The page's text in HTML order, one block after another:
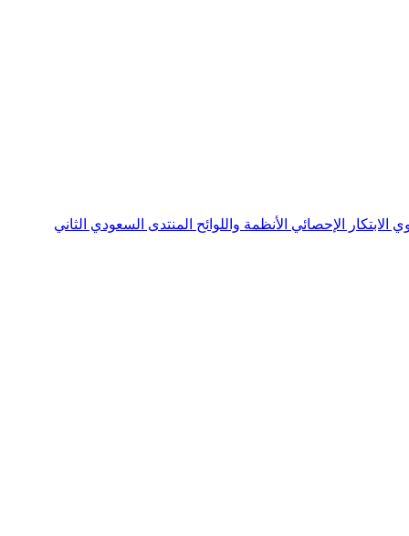
الابتكار الإحصائي الأنظمة واللوائح المنتدى السعودي الثاني